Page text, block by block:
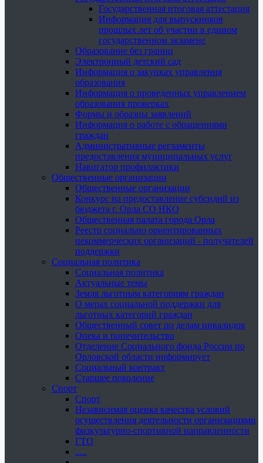
Государственная итоговая аттестация
Информация для выпускников
прошлых лет об участии в едином
государственном экзамене
Образование без границ
Электронный детский сад
Информация о закупках управления
образования
Информация о проведенных управлением
образования проверках
Формы и образцы заявлений
Информация о работе с обращениями
граждан
Административные регламенты
предоставления муниципальных услуг
Навигатор профилактики
Общественные организации
Общественные организации
Конкурс на предоставление субсидий из
бюджета г. Орла СО НКО
Общественная палата города Орла
Реестр социально ориентированных
некоммерческих организаций - получателей
поддержки
Социальная политика
Социальная политика
Актуальные темы
Земля льготным категориям граждан
О мерах социальной поддержки для
льготных категорий граждан
Общественный совет по делам инвалидов
Опека и попечительство
Отделение Социального фонда России по
Орловской области информирует
Социальный контракт
Старшее поколение
Спорт
Спорт
Независимая оценка качества условий
осуществления деятельности организациями
физкультурно-спортивной направленности
ГТО
.....